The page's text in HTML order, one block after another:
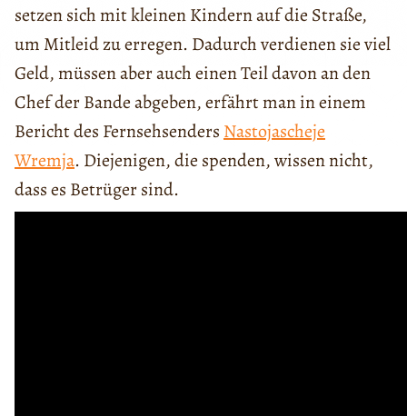
setzen sich mit kleinen Kindern auf die Straße,
um Mitleid zu erregen. Dadurch verdienen sie viel
Geld, müssen aber auch einen Teil davon an den
Chef der Bande abgeben, erfährt man in einem
Bericht des FernsehsendersNastojascheje
Wremja. Diejenigen, die spenden, wissen nicht,
dass es Betrüger sind.